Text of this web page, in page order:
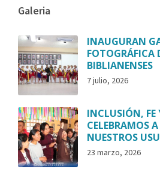
Galeria
INAUGURAN
FOTOGRÁFICA
BIBLIANENSES
7 julio, 2026
INCLUSIÓN, FE
CELEBRAMOS
NUESTROS
23 marzo, 2026